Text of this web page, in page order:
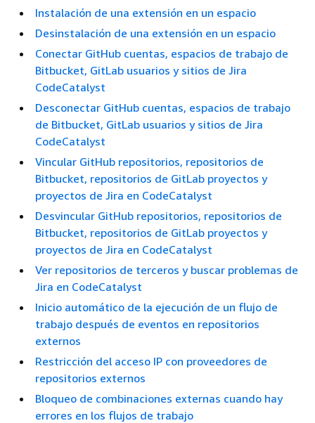
Instalación de una extensión en un espacio
Desinstalación de una extensión en un espacio
Conectar GitHub cuentas, espacios de trabajo de
Bitbucket, GitLab usuarios y sitios de Jira
CodeCatalyst
Desconectar GitHub cuentas, espacios de trabajo
de Bitbucket, GitLab usuarios y sitios de Jira
CodeCatalyst
Vincular GitHub repositorios, repositorios de
Bitbucket, repositorios de GitLab proyectos y
proyectos de Jira en CodeCatalyst
Desvincular GitHub repositorios, repositorios de
Bitbucket, repositorios de GitLab proyectos y
proyectos de Jira en CodeCatalyst
Ver repositorios de terceros y buscar problemas de
Jira en CodeCatalyst
Inicio automático de la ejecución de un flujo de
trabajo después de eventos en repositorios
externos
Restricción del acceso IP con proveedores de
repositorios externos
Bloqueo de combinaciones externas cuando hay
errores en los flujos de trabajo